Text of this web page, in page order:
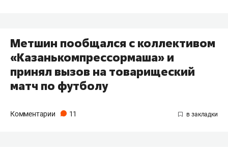
Метшин пообщался с коллективом
«Казанькомпрессормаша» и
принял вызов на товарищеский
матч по футболу
Комментарии 11